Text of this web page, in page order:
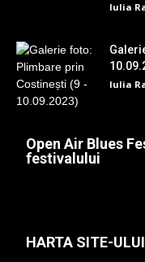
Iulia
Iulia
Open Air Blues
festivalului
HARTA SITE-ULUI